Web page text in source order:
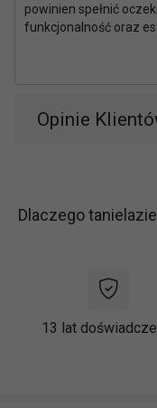
powinien spełnić
funkcjonalność oraz
Opinie
Dlaczego
13 lat